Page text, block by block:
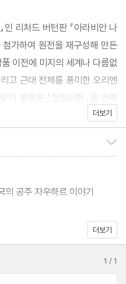
인 리처드 버턴판 『아라비안 나
첨가하여 원전을 재구성해 만든
이전에 미지의 세계나 다름없
고 근대 전체를 풍미한 오리엔
불역본 『천일야화』를 번역
야화』를 원전에 가깝게 만날 수
밀한 욕망들을 표현하기 위한
욱 외설적이고 잔인한 내용으
과 달리, 『천일야화』의 원전
한다. 앙투안 갈랑의 불역본은
로티시즘이 아닌 인간에 대한 깊
타지가 아닌 우리 내면 깊숙한
더보기
의 공주 자우하르 이야기
더보기
1 /1